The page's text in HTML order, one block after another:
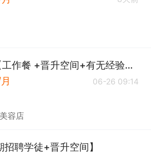
调理师美容师【工作餐 +晋升空间+有无经验均可】
06-26 09:14
容店
聘学徒+晋升空间】